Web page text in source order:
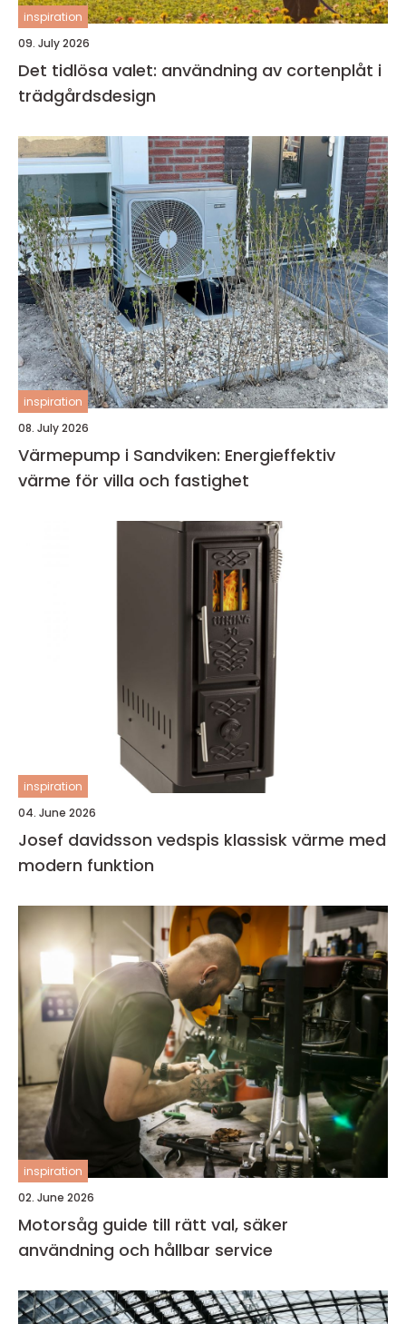
inspiration
09. July 2026
Det tidlösa valet: användning av cortenplåt i
trädgårdsdesign
inspiration
08. July 2026
Värmepump i Sandviken: Energieffektiv
värme för villa och fastighet
inspiration
04. June 2026
Josef davidsson vedspis klassisk värme med
modern funktion
inspiration
02. June 2026
Motorsåg guide till rätt val, säker
användning och hållbar service